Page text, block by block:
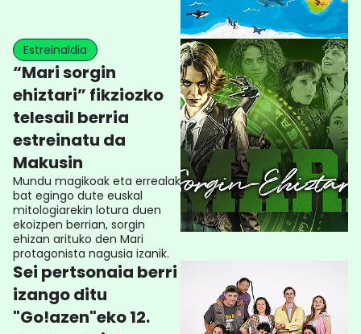
Estreinaldia
“Mari sorgin
ehiztari” fikziozko
telesail berria
estreinatu da
Makusin
Mundu magikoak eta errealak
bat egingo dute euskal
mitologiarekin lotura duen
ekoizpen berrian, sorgin
ehizan arituko den Mari
protagonista nagusia izanik.
Sei pertsonaia berri
izango ditu
"Go!azen"eko 12.